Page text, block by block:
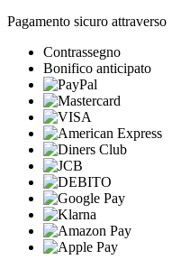
Pagamento sicuro attraverso
Contrassegno
Bonifico anticipato